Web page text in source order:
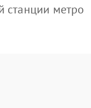
метро